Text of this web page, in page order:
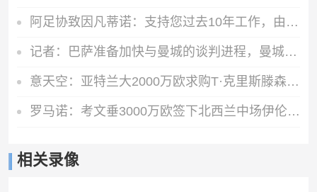
阿足协致因凡蒂诺：支持您过去10年工作，由您继续领导是正确道路
记者：巴萨准备加快与曼城的谈判进程，曼城仍希望留住罗德里
意天空：亚特兰大2000万欧求购T·克里斯滕森 乌迪内斯要价2500万
罗马诺：考文垂3000万欧签下北西兰中场伊伦基，球员已通过体检
相关录像